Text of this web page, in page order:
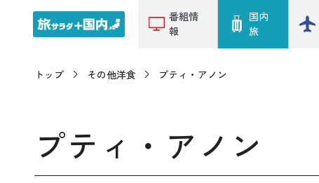
番組情
報
国内
旅
トップ その他洋食 プティ・アノン
プティ・アノン